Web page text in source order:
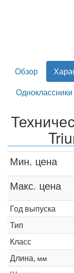
Обзор
Одноклассники
Мин. цена
Макс. цена
Год выпуска
Тип
Класс
Длина, мм